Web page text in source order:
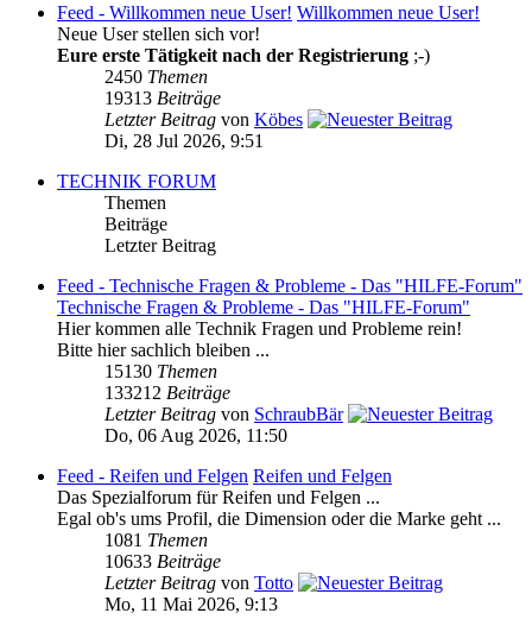
Feed - Willkommen neue User! Willkommen neue User!
Neue User stellen sich vor!
Eure erste Tätigkeit nach der Registrierung ;-)
2450 Themen
19313 Beiträge
Letzter Beitrag von Köbes
Di, 28 Jul 2026, 9:51
TECHNIK FORUM
Themen
Beiträge
Letzter Beitrag
Feed - Technische Fragen & Probleme - Das "HILFE-Forum"
Technische Fragen & Probleme - Das "HILFE-Forum"
Hier kommen alle Technik Fragen und Probleme rein!
Bitte hier sachlich bleiben ...
15130 Themen
133212 Beiträge
Letzter Beitrag von SchraubBär
Do, 06 Aug 2026, 11:50
Feed - Reifen und Felgen Reifen und Felgen
Das Spezialforum für Reifen und Felgen ...
Egal ob's ums Profil, die Dimension oder die Marke geht ...
1081 Themen
10633 Beiträge
Letzter Beitrag von Totto
Mo, 11 Mai 2026, 9:13